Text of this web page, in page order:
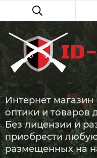
Интернет
оптики и товаров
Без лицензии и
приобрести
размещенных на